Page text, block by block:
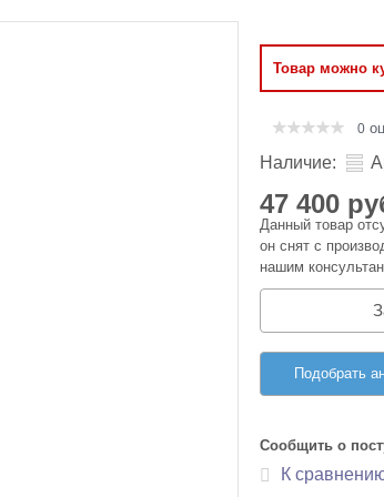
Товар можно
0
Наличие:
47 400
Данный товар
он снят с
нашим
Подобрать
Сообщить о
К
память